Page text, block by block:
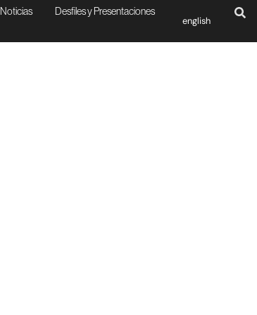
Noticias Desfiles y Presentaciones
english